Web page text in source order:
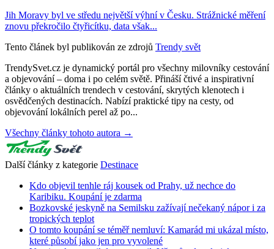
Jih Moravy byl ve středu největší výhní v Česku. Strážnické měření
znovu překročilo čtyřicítku, data však...
Tento článek byl publikován ze zdrojů Trendy svět
TrendySvet.cz je dynamický portál pro všechny milovníky cestování
a objevování – doma i po celém světě. Přináší čtivé a inspirativní
články o aktuálních trendech v cestování, skrytých klenotech i
osvědčených destinacích. Nabízí praktické tipy na cesty, od
objevování lokálních perel až po...
Všechny články tohoto autora →
Další články z kategorie Destinace
Kdo objevil tenhle ráj kousek od Prahy, už nechce do
Karibiku. Koupání je zdarma
Bozkovské jeskyně na Semilsku zažívají nečekaný nápor i za
tropických teplot
O tomto koupání se téměř nemluví: Kamarád mi ukázal místo,
které působí jako jen pro vyvolené